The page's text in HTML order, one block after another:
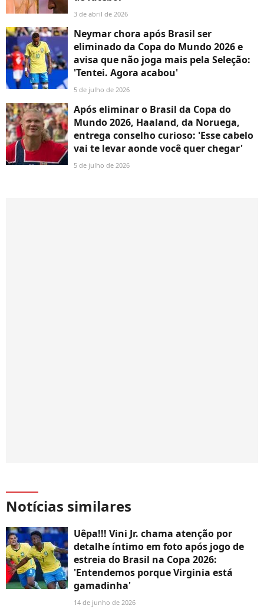
3 de abril de 2026
Neymar chora após Brasil ser
eliminado da Copa do Mundo 2026 e
avisa que não joga mais pela Seleção:
'Tentei. Agora acabou'
5 de julho de 2026
Após eliminar o Brasil da Copa do
Mundo 2026, Haaland, da Noruega,
entrega conselho curioso: 'Esse cabelo
vai te levar aonde você quer chegar'
5 de julho de 2026
Notícias similares
Uêpa!!! Vini Jr. chama atenção por
detalhe íntimo em foto após jogo de
estreia do Brasil na Copa 2026:
'Entendemos porque Virginia está
gamadinha'
14 de junho de 2026